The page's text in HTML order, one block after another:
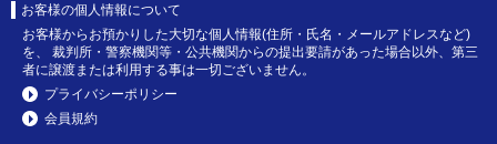
お客様の個人情報について
お客様からお預かりした大切な個人情報(住所・氏名・メールアドレスなど)
を、 裁判所・警察機関等・公共機関からの提出要請があった場合以外、第三
者に譲渡または利用する事は一切ございません。
プライバシーポリシー
会員規約